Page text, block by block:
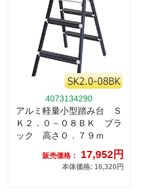
4073134290
アルミ軽量小型踏み台 Ｓ
Ｋ２．０－０８ＢＫ ブラ
ック 高さ０．７９ｍ
販売価格： 17,952円
本体価格: 16,320円